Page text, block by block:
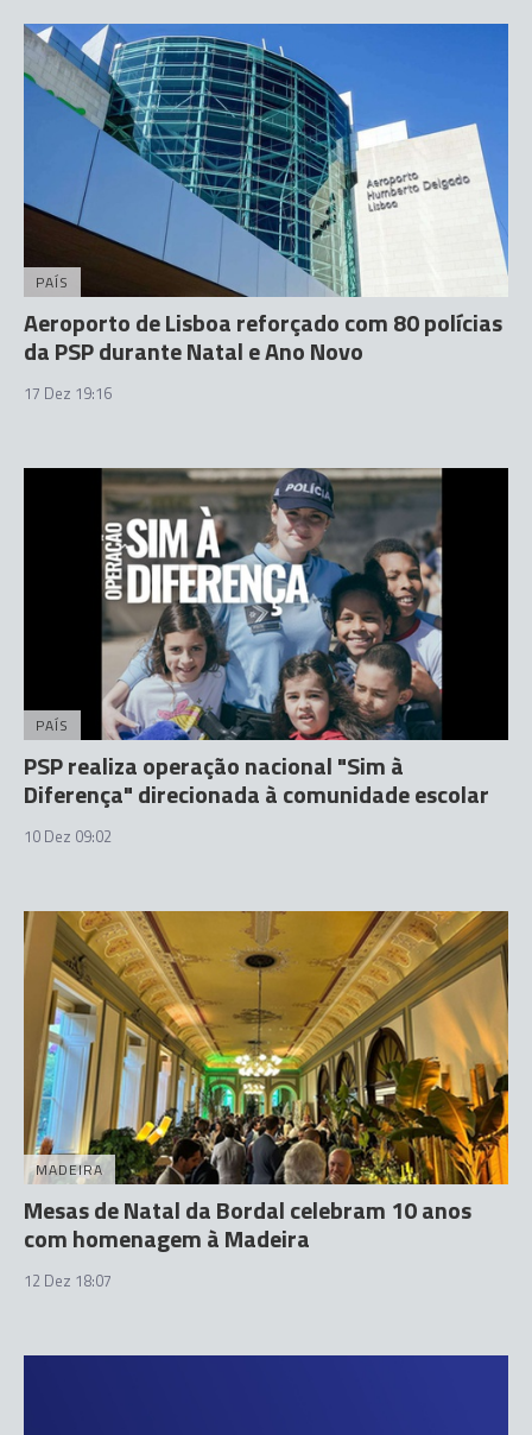
PAÍS
Aeroporto de Lisboa reforçado com 80 polícias
da PSP durante Natal e Ano Novo
17 Dez 19:16
PAÍS
PSP realiza operação nacional "Sim à
Diferença" direcionada à comunidade escolar
10 Dez 09:02
MADEIRA
Mesas de Natal da Bordal celebram 10 anos
com homenagem à Madeira
12 Dez 18:07